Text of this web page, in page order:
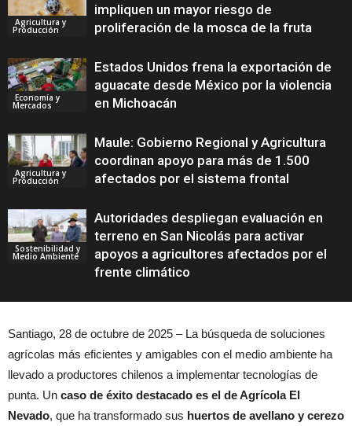
Agricultura y
Producción
impliquen un mayor riesgo de
proliferación de la mosca de la fruta
Economía y
Mercados
Estados Unidos frena la exportación de
aguacate desde México por la violencia
en Michoacán
Agricultura y
Producción
Maule: Gobierno Regional y Agricultura
coordinan apoyo para más de 1.500
afectados por el sistema frontal
Sostenibilidad y
Medio Ambiente
Autoridades despliegan evaluación en
terreno en San Nicolás para activar
apoyos a agricultores afectados por el
frente climático
Santiago, 28 de octubre de 2025 – La búsqueda de soluciones
agrícolas más eficientes y amigables con el medio ambiente ha
llevado a productores chilenos a implementar tecnologías de
punta. Un caso de éxito destacado es el de Agrícola El
Nevado, que ha transformado sus huertos de avellano y cerezo